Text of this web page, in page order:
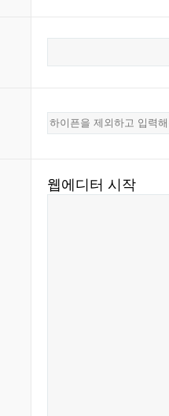
웹에디터 시작